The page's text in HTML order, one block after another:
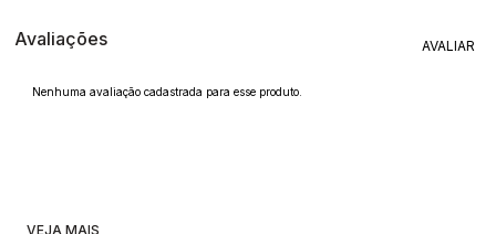
Avaliações
Nenhuma avaliação cadastrada para esse produto.
VEJA MAIS